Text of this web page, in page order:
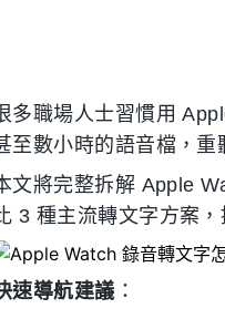
多職場人士習慣用
至數小時的語音檔，重
文將完整拆解 Apple
3 種主流轉文字方案
速導航建議 ：